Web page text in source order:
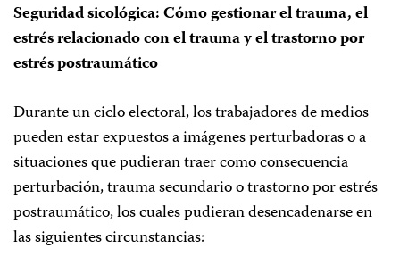
Seguridad sicológica: Cómo gestionar el trauma, el
estrés relacionado con el trauma y el trastorno por
estrés postraumático
Durante un ciclo electoral, los trabajadores de medios
pueden estar expuestos a imágenes perturbadoras o a
situaciones que pudieran traer como consecuencia
perturbación, trauma secundario o trastorno por estrés
postraumático, los cuales pudieran desencadenarse en
las siguientes circunstancias: